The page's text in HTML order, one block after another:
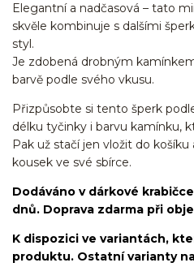
Elegantní a nadčasová – tato
skvěle kombinuje s dalšími
styl.
Je zdobená drobným
barvě podle svého vkusu.
Přizpůsobte si tento šperk
délku tyčinky i barvu kamínku,
Pak už stačí jen vložit do
kousek ve své sbírce.
Dodáváno v dárkové
dnů. Doprava zdarma při
K dispozici ve variantách,
produktu. Ostatní varianty